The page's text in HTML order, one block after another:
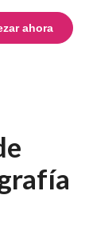
ahora